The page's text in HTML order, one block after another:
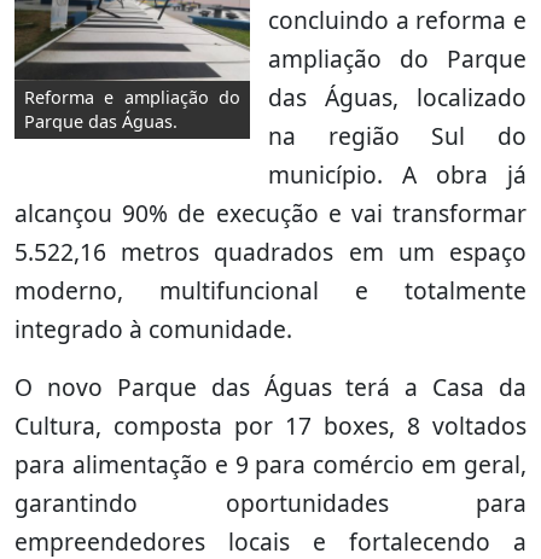
Reforma e ampliação do
Parque das Águas.
concluindo a reforma e
ampliação do Parque
das Águas, localizado
na região Sul do
município. A obra já
alcançou 90% de execução e vai transformar
5.522,16 metros quadrados em um espaço
moderno, multifuncional e totalmente
integrado à comunidade.
O novo Parque das Águas terá a Casa da
Cultura, composta por 17 boxes, 8 voltados
para alimentação e 9 para comércio em geral,
garantindo oportunidades para
empreendedores locais e fortalecendo a